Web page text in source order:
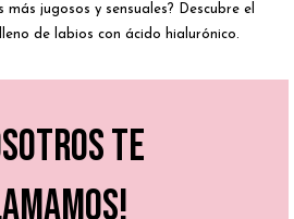
más jugosos y sensuales? Descubre el
de labios con ácido hialurónico.
te